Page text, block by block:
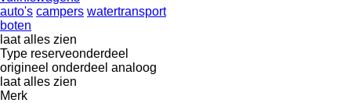
auto's campers watertransport
boten
laat alles zien
Type reserveonderdeel
origineel onderdeel analoog
laat alles zien
Merk